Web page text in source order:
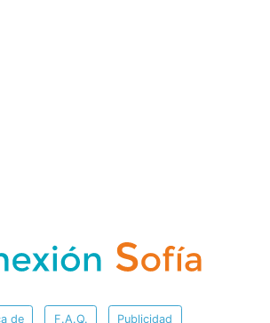
de F.A.Q. Publicidad